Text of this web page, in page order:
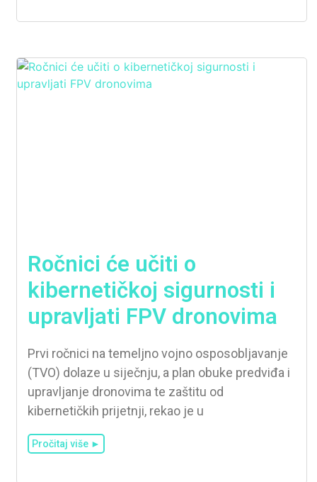
Ročnici će učiti o
kibernetičkoj sigurnosti i
upravljati FPV dronovima
Prvi ročnici na temeljno vojno osposobljavanje
(TVO) dolaze u siječnju, a plan obuke predviđa i
upravljanje dronovima te zaštitu od
kibernetičkih prijetnji, rekao je u
Pročitaj više ►